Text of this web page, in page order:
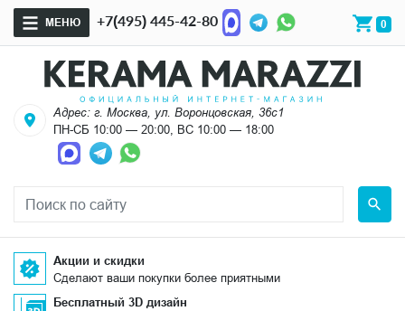
МЕНЮ +7(495) 445-42-80 0
Адрес: г. Москва, ул. Воронцовская, 36с1
ПН-СБ 10:00 — 20:00, ВС 10:00 — 18:00
Акции и скидки
Сделают ваши покупки более приятными
Бесплатный 3D дизайн